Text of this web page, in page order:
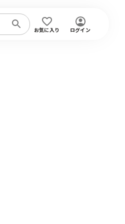
お気に入り ログイン